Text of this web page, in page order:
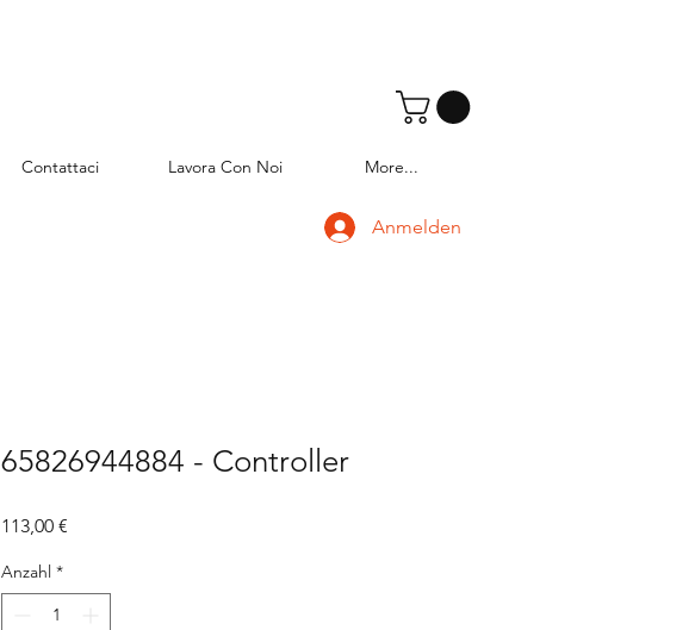
Contattaci Lavora Con Noi More...
Anmelden
65826944884 - Controller
113,00 €
Anzahl *